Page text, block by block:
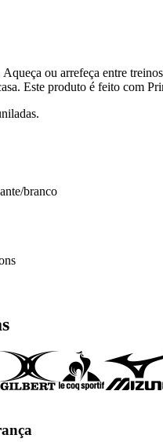
ou arrefeça entre
Este produto é feito com
branco